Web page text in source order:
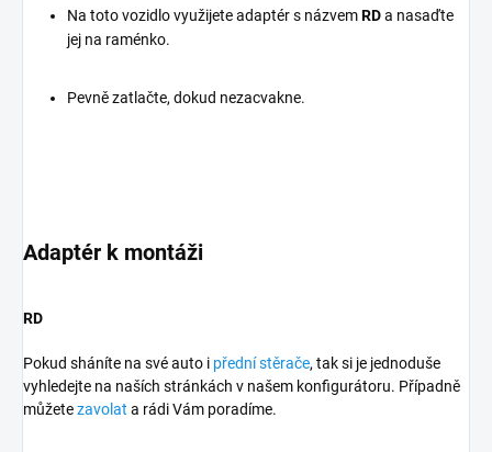
Na toto vozidlo využijete adaptér s názvemRDa nasaďte
jej na raménko.
Pevně zatlačte, dokud nezacvakne.
Adaptér k montáži
RD
Pokud sháníte na své auto i přední stěrače, tak si je jednoduše
vyhledejte na naších stránkách v našem konfigurátoru. Případně
můžetezavolat a rádi Vám poradíme.